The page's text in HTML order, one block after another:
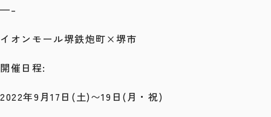
—–
イオンモール堺鉄炮町×堺市
開催日程:
2022年9月17日(土)〜19日(月・祝)